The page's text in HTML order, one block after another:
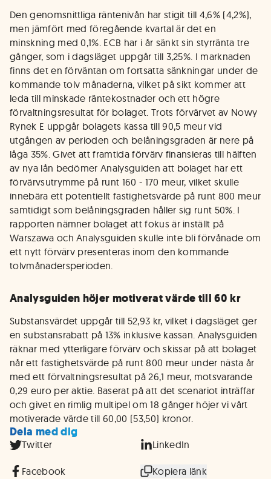
Den genomsnittliga räntenivån har stigit till 4,6% (4,2%),
men jämfört med föregående kvartal är det en
minskning med 0,1%. ECB har i år sänkt sin styrränta tre
gånger, som i dagsläget uppgår till 3,25%. I marknaden
finns det en förväntan om fortsatta sänkningar under de
kommande tolv månaderna, vilket på sikt kommer att
leda till minskade räntekostnader och ett högre
förvaltningsresultat för bolaget. Trots förvärvet av Nowy
Rynek E uppgår bolagets kassa till 90,5 meur vid
utgången av perioden och belåningsgraden är nere på
låga 35%. Givet att framtida förvärv finansieras till hälften
av nya lån bedömer Analysguiden att bolaget har ett
förvärvsutrymme på runt 160 - 170 meur, vilket skulle
innebära ett potentiellt fastighetsvärde på runt 800 meur
samtidigt som belåningsgraden håller sig runt 50%. I
rapporten nämner bolaget att fokus är inställt på
Warszawa och Analysguiden skulle inte bli förvånade om
ett nytt förvärv presenteras inom den kommande
tolvmånadersperioden.
Analysguiden höjer motiverat värde till 60 kr
Substansvärdet uppgår till 52,93 kr, vilket i dagsläget ger
en substansrabatt på 13% inklusive kassan. Analysguiden
räknar med ytterligare förvärv och skissar på att bolaget
når ett fastighetsvärde på runt 800 meur under nästa år
med ett förvaltningsresultat på 26,1 meur, motsvarande
0,29 euro per aktie. Baserat på att det scenariot inträffar
och givet en rimlig multipel om 18 gånger höjer vi vårt
motiverade värde till 60,00 (53,50) kronor.
Dela med dig
Twitter LinkedIn
Facebook Kopiera länk